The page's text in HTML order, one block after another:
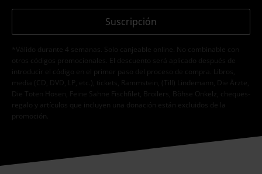
Suscripción
*Válido durante 4 semanas. Solo canjeable online. No combinable con
otros códigos promocionales. El descuento será aplicado después de
introducir el código en el primer paso del proceso de compra. Libros,
media (CD, DVD, LP, etc.), tickets, Rammstein, (Till) Lindemann, Die Ärzte,
Die Toten Hosen, Feine Sahne Fischfilet, Broilers, Böhse Onkelz, cheques-
regalo y artículos que incluyen una donación están excluidos de la
promoción.